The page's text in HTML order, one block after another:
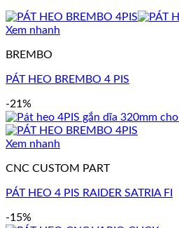
Xem nhanh
BREMBO
PÁT HEO BREMBO 4 PIS
-21%
Xem nhanh
CNC CUSTOM PART
PÁT HEO 4 PIS RAIDER SATRIA FI
-15%